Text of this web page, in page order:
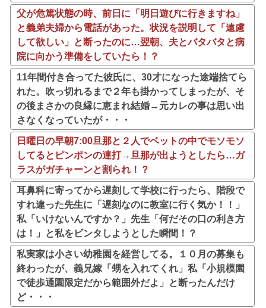
父が危篤状態の時、前日に「明日遊びに行きますね」
と義弟夫婦から電話があった。状況を説明して「遠慮
して欲しい」と断ったのに…翌朝、夫とバタバタと病
院に向かう準備をしていたら！？
11年間付き合ってた彼氏に、30才になった途端捨てら
れた。吹っ切れるまで２年も掛かってしまったが、そ
の後まさかの良縁に恵まれ結婚→元カレの事は思い出
さなくなっていたが・・・
日曜日の早朝7:00旦那と２人でベットの中でモソモソ
してるとピンポンの連打→旦那が出ようとしたら…ガ
ラスがガチャーンと割られ！？
耳鼻科に寄ってから遅刻して学校に行ったら、階段で
すれ違った先生に「遅刻なのに教室に行く気か！！」
私「いけないんですか？」先生「何だその口の利き方
は！」と私をビンタしようとした瞬間！？
私実家は小さい幼稚園を経営してる。１０月の募集も
終わったが、義兄嫁「甥を入れてくれ」私「小規模園
で徒歩通園限定だから範囲外だよ」と断ったんだけ
ど・・・